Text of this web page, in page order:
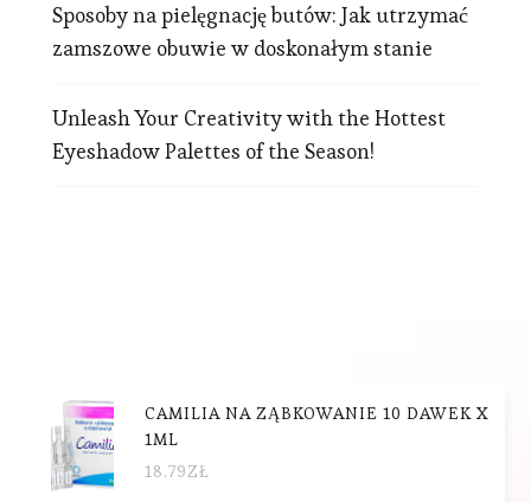
Sposoby na pielęgnację butów: Jak utrzymać
zamszowe obuwie w doskonałym stanie
Unleash Your Creativity with the Hottest
Eyeshadow Palettes of the Season!
CAMILIA NA ZĄBKOWANIE 10 DAWEK X
1ML
18.79ZŁ